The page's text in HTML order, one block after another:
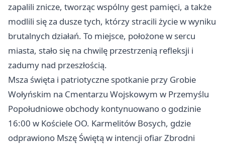
zapalili znicze, tworząc wspólny gest pamięci, a także
modlili się za dusze tych, którzy stracili życie w wyniku
brutalnych działań. To miejsce, położone w sercu
miasta, stało się na chwilę przestrzenią refleksji i
zadumy nad przeszłością.
Msza święta i patriotyczne spotkanie przy Grobie
Wołyńskim na Cmentarzu Wojskowym w Przemyślu
Popołudniowe obchody kontynuowano o godzinie
16:00 w Kościele OO. Karmelitów Bosych, gdzie
odprawiono Mszę Świętą w intencji ofiar Zbrodni